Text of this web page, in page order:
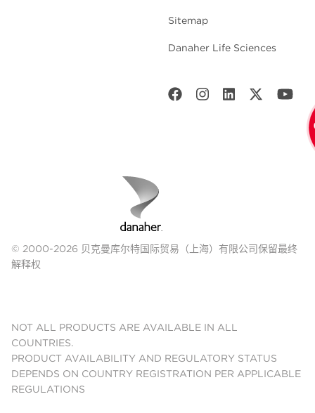
Sitemap
Danaher Life Sciences
© 2000-2026 贝克曼库尔特国际贸易（上海）有限公司保留最终
解释权
NOT ALL PRODUCTS ARE AVAILABLE IN ALL
COUNTRIES.
PRODUCT AVAILABILITY AND REGULATORY STATUS
DEPENDS ON COUNTRY REGISTRATION PER APPLICABLE
REGULATIONS